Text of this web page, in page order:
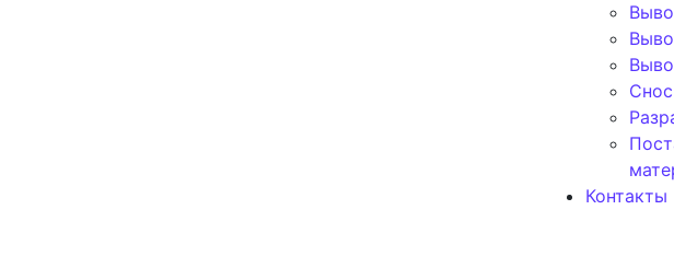
Контакты